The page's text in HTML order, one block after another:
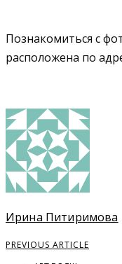
Познакомиться с
расположена по
Ирина Питиримова
PREVIOUS ARTICLE